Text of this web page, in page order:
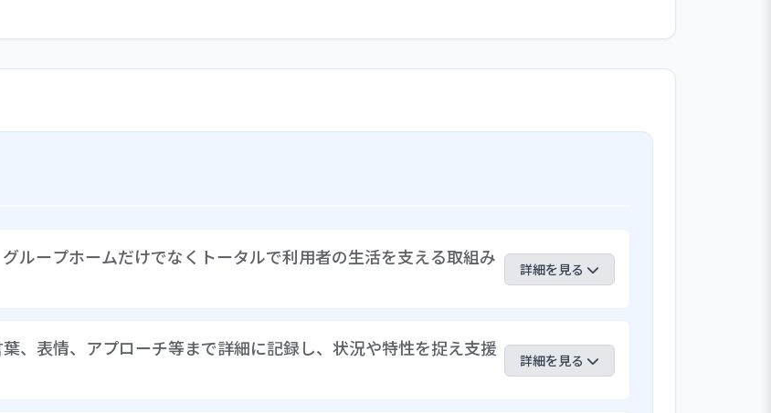
ループホームだけでなくトータルで利用者の生活を支える取組み
詳細を見る
法人内の事業所と連携し、相談支援や移動支援、日中活動支援との密な協力体制があり、相
の多事業所と連携することで、グループホームだけでなくトータルで入居者の生活を支える
、表情、アプローチ等まで詳細に記録し、状況や特性を捉え支援
詳細を見る